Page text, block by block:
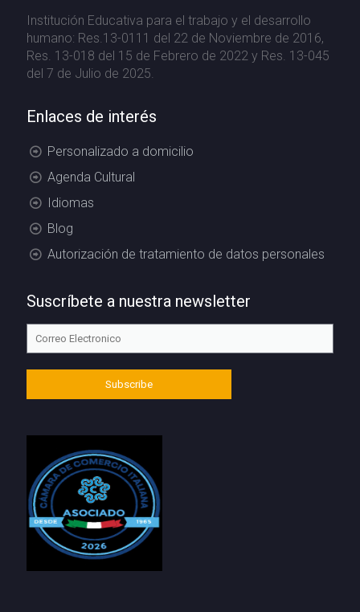
Institución Educativa para el trabajo y el desarrollo
humano: Res.13-0111 del 22 de Noviembre de 2016,
Res. 13-018 del 15 de Febrero de 2022 y Res. 13-045
del 7 de Julio de 2025.
Enlaces de interés
Personalizado a domicilio
Agenda Cultural
Idiomas
Blog
Autorización de tratamiento de datos personales
Suscríbete a nuestra newsletter